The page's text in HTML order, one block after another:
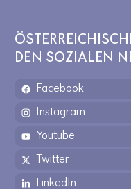
DEN SOZIALEN
Facebook
Instagram
Youtube
Twitter
LinkedIn